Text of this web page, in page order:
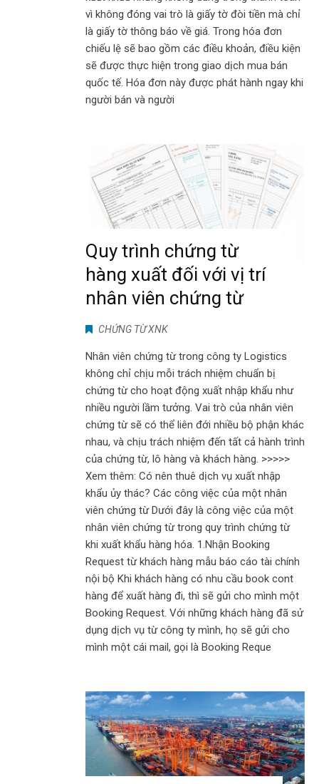
vì không đóng vai trò là giấy tờ đòi tiền mà chỉ
là giấy tờ thông báo về giá. Trong hóa đơn
chiếu lệ sẽ bao gồm các điều khoản, điều kiện
sẽ được thực hiện trong giao dịch mua bán
quốc tế. Hóa đơn này được phát hành ngay khi
người bán và người
Quy trình chứng từ
hàng xuất đối với vị trí
nhân viên chứng từ
CHỨNG TỪ XNK
Nhân viên chứng từ trong công ty Logistics
không chỉ chịu mỗi trách nhiệm chuẩn bị
chứng từ cho hoạt động xuất nhập khẩu như
nhiều người lầm tưởng. Vai trò của nhân viên
chứng từ sẽ có thể liên đới nhiều bộ phận khác
nhau, và chịu trách nhiệm đến tất cả hành trình
của chứng từ, lô hàng và khách hàng. >>>>>
Xem thêm: Có nên thuê dịch vụ xuất nhập
khẩu ủy thác? Các công việc của một nhân
viên chứng từ Dưới đây là công việc của một
nhân viên chứng từ trong quy trình chứng từ
khi xuất khẩu hàng hóa. 1.Nhận Booking
Request từ khách hàng mẫu báo cáo tài chính
nội bộ Khi khách hàng có nhu cầu book cont
hàng để xuất hàng đi, thì sẽ gửi cho mình một
Booking Request. Với những khách hàng đã sử
dụng dịch vụ từ công ty mình, họ sẽ gửi cho
mình một cái mail, gọi là Booking Reque